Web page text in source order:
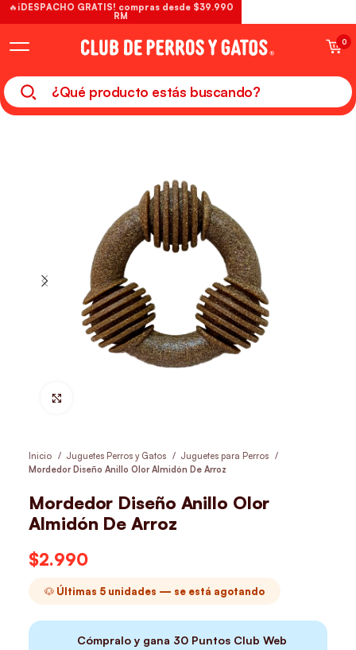
0
Inicio Juguetes Perros y Gatos
Juguetes para Perros
Mordedor Diseño Anillo Olor Almidón De Arroz
Mordedor Diseño Anillo Olor
Almidón De Arroz
$2.990
🐶 Últimas 5 unidades — se está agotando
Cómpralo y gana 30 Puntos Club Web
🔥¡DESPACHO GRATIS! compras desde $39.990
RM